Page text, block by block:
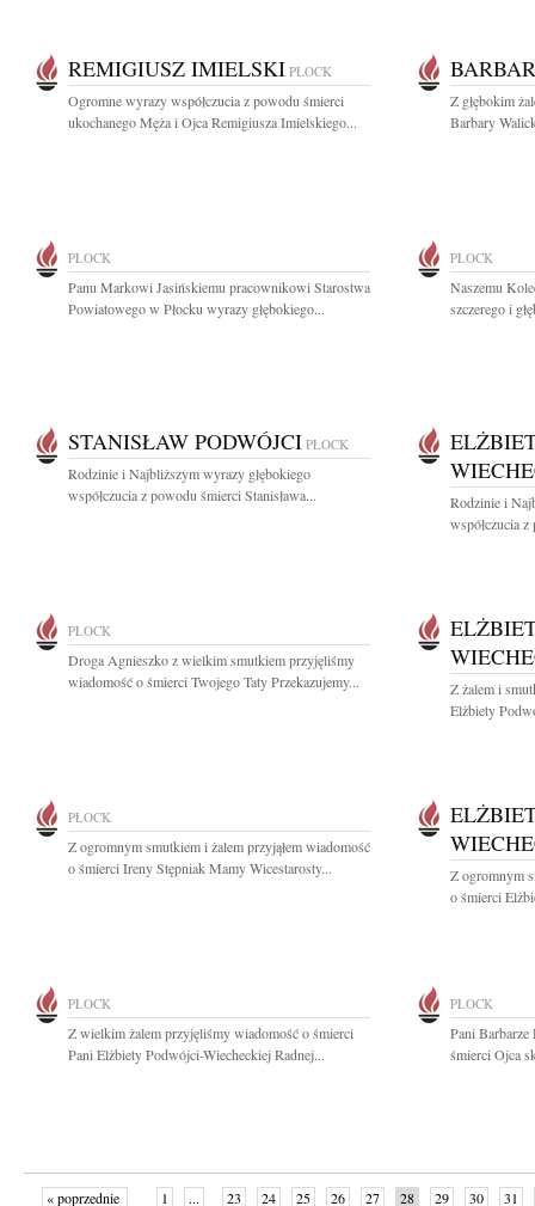
REMIGIUSZ IMIELSKI PŁOCK
Ogromne wyrazy współczucia z powodu śmierci
ukochanego Męża i Ojca Remigiusza Imielskiego...
Z głębokim
Barbary
PŁOCK
Panu Markowi Jasińskiemu pracownikowi Starostwa
Powiatowego w Płocku wyrazy głębokiego...
PŁOCK
Naszemu
szczerego i
STANISŁAW PODWÓJCI PŁOCK
Rodzinie i Najbliższym wyrazy głębokiego
współczucia z powodu śmierci Stanisława...
Rodzinie i
współczucia
PŁOCK
Droga Agnieszko z wielkim smutkiem przyjęliśmy
wiadomość o śmierci Twojego Taty Przekazujemy...
Z żalem i
Elżbiety
PŁOCK
Z ogromnym smutkiem i żalem przyjąłem wiadomość
o śmierci Ireny Stępniak Mamy Wicestarosty...
Z ogromnym
o śmierci
PŁOCK
Z wielkim żalem przyjęliśmy wiadomość o śmierci
Pani Elżbiety Podwójci-Wiecheckiej Radnej...
PŁOCK
Pani Barbarze
śmierci Ojca
« poprzednie 1 ... 23 24 25 26 27 28 29 30 31